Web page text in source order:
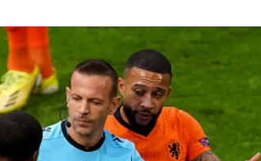
הפועל תל אביב
הפועל חיפה
הפועל באר שבע
מכבי נתניה
בני יהודה